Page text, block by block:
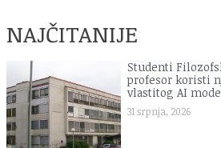
NAJČITANIJE
Studenti
profesor koristi
vlastitog AI
31 srpnja, 2026